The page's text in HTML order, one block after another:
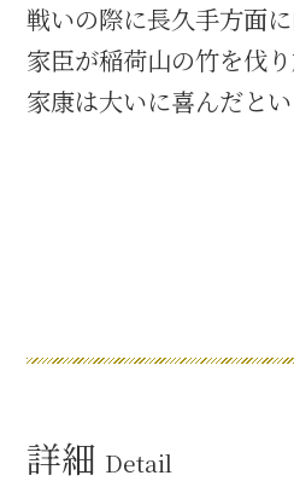
信長グルメ・土産一覧
信長攻路
戦いの際に長久手方面
家臣が稲荷山の竹を伐
家康は大いに喜んだと
詳細 Detail